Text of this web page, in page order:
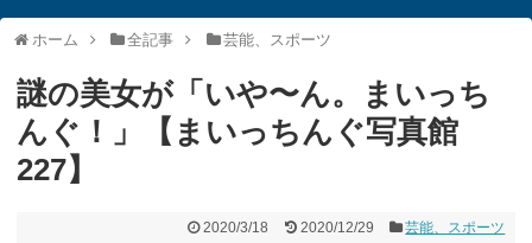
ホーム 全記事 芸能、スポーツ
謎の美女が「いや〜ん。まいっち
んぐ！」【まいっちんぐ写真館
227】
2020/3/18 2020/12/29 芸能、スポーツ